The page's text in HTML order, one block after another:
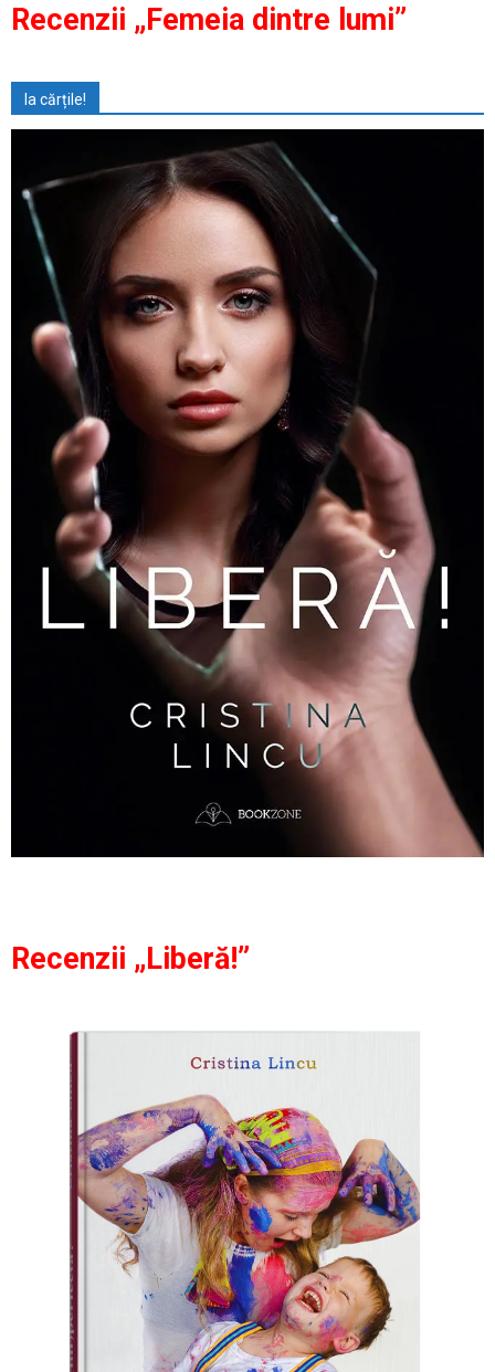
Recenzii „Femeia dintre lumi”
Ia cărțile!
Recenzii „Liberă!”